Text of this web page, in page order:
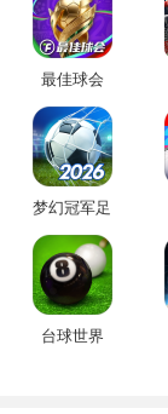
最佳球会
梦幻冠军足
球
台球世界